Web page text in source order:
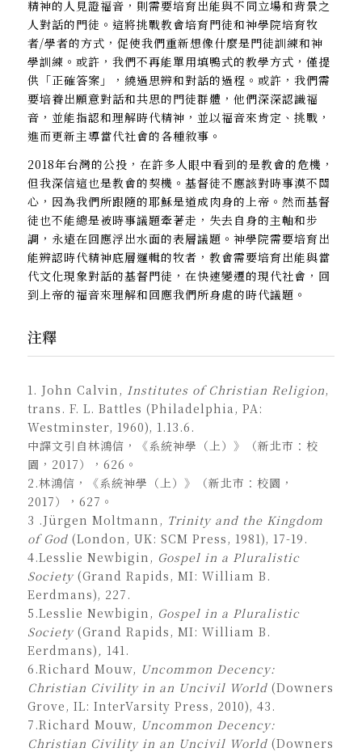
精神的人見證福音，則需要培育出能與不同立場和背景之
人對話的門徒。這將挑戰教會培育門徒和神學院培育牧
者/學者的方式，促使我們重新想像什麼是門徒訓練和神
學訓練。或許，我們不再能單用填鴨式的教學方式，僅提
供「正確答案」，繞過思辨和對話的過程。或許，我們需
要培養出願意對話和共思的門徒群體，他們深深認識福
音，並能指認和理解時代精神，並以福音來肯定、挑戰，
進而更新主導當代社會的各種敘事。
2018年台灣的公投，在許多人眼中看到的是教會的危機，
但我深信這也是教會的契機。基督徒不應該對時事漠不關
心，因為我們所跟隨的耶穌是道成肉身的上帝。然而基督
徒也不能總是被時事議題牽著走，失去自身的主軸和步
調，永遠在回應浮出水面的表層議題。神學院需要培育出
能辨認時代精神底層邏輯的牧者，教會需要培育出能與當
代文化現象對話的基督門徒，在快速變遷的現代社會，回
到上帝的福音來理解和回應我們所身處的時代議題。
注釋
1. John Calvin, Institutes of Christian Religion,
trans. F. L. Battles (Philadelphia, PA:
Westminster, 1960), 1.13.6.
中譯文引自林鴻信，《系統神學（上）》（新北市：校
園，2017），626。
2.林鴻信，《系統神學（上）》（新北市：校園，
2017），627。
3 .Jürgen Moltmann, Trinity and the Kingdom
of God(London, UK: SCM Press, 1981), 17-19.
4.Lesslie Newbigin, Gospel in a Pluralistic
Society (Grand Rapids, MI: William B.
Eerdmans), 227.
5.Lesslie Newbigin, Gospel in a Pluralistic
Society(Grand Rapids, MI: William B.
Eerdmans) , 141.
6.Richard Mouw, Uncommon Decency:
Christian Civility in an Uncivil World (Downers
Grove, IL: InterVarsity Press, 2010), 43.
7.Richard Mouw, Uncommon Decency:
Christian Civility in an Uncivil World (Downers